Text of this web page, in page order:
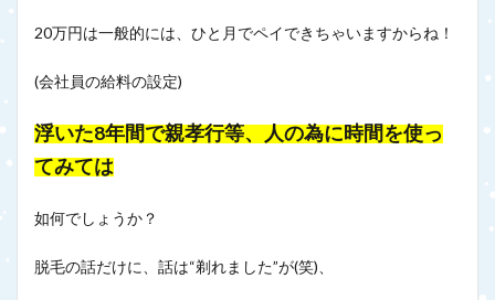
20万円は一般的には、ひと月でペイできちゃいますからね！
(会社員の給料の設定)
浮いた8年間で親孝行等、人の為に時間を使っ
てみては
如何でしょうか？
脱毛の話だけに、話は“剃れました”が(笑)、